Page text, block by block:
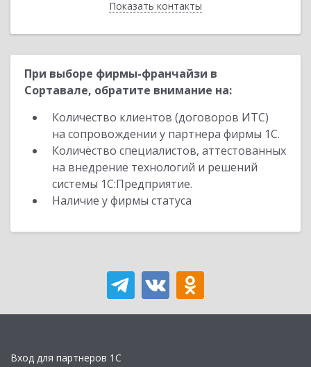
Показать контакты
Назад
При выборе фирмы-франчайзи в
Сортавале, обратите внимание на:
Количество клиентов (договоров ИТС)
на сопровождении у партнера фирмы 1С.
Количество специалистов, аттестованных
на внедрение технологий и решений
системы 1С:Предприятие.
Наличие у фирмы статуса
Вход для партнеров 1С